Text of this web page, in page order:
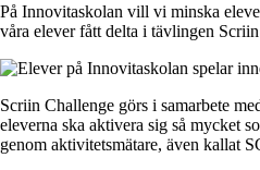
På Innovitaskolan vill vi minska
våra elever fått delta i tävlingen
Scriin Challenge görs i samarbete
eleverna ska aktivera sig så mycket
genom aktivitetsmätare, även kallat